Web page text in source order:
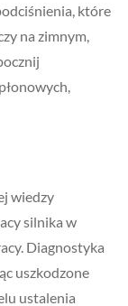
które
na zimnym,
wiedzy
silnika w
Diagnostyka
uszkodzone
ustalenia